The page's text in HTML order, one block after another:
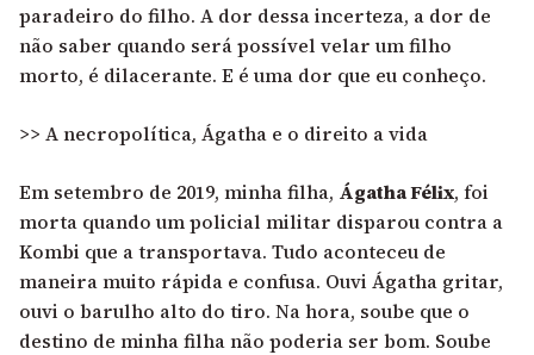
paradeiro do filho. A dor dessa incerteza, a dor de
não saber quando será possível velar um filho
morto, é dilacerante. E é uma dor que eu conheço.
>> A necropolítica, Ágatha e o direito a vida
Em setembro de 2019, minha filha, Ágatha Félix, foi
morta quando um policial militar disparou contra a
Kombi que a transportava. Tudo aconteceu de
maneira muito rápida e confusa. Ouvi Ágatha gritar,
ouvi o barulho alto do tiro. Na hora, soube que o
destino de minha filha não poderia ser bom. Soube